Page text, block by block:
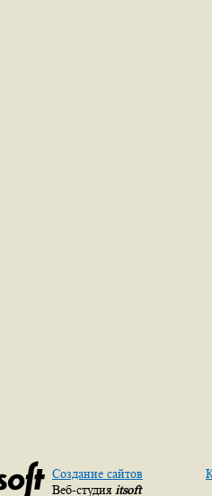
Создание сайтов
Веб-студия itsoft